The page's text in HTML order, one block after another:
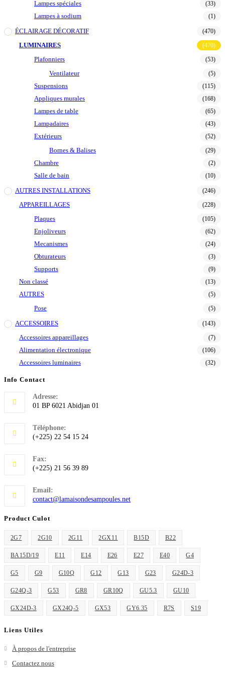
Lampes spéciales (33)
Lampes à sodium (1)
ÉCLAIRAGE DÉCORATIF (470)
LUMINAIRES (470)
Plafonniers (53)
Ventilateur (5)
Suspensions (115)
Appliques murales (168)
Lampes de table (65)
Lampadaires (43)
Extérieurs (52)
Bornes & Balises (29)
Chambre (2)
Salle de bain (10)
AUTRES INSTALLATIONS (246)
APPAREILLAGES (228)
Plaques (105)
Enjoliveurs (62)
Mecanismes (24)
Obturateurs (3)
Supports (9)
Non classé (13)
AUTRES (5)
Pose (5)
ACCESSOIRES (143)
Accessoires appareillages (7)
Alimentation électronique (106)
Accessoires luminaires (32)
Info Contact
Adresse:
01 BP 6021 Abidjan 01
Téléphone:
(+225) 22 54 15 24
Fax:
(+225) 21 56 39 89
Email:
contact@lamaisondesampoules.netS’ouvre
Product Culot
2G7 2G10 2G11 2GX11 B15D B22
BA15D/19 E11 E14 E26 E27 E40 G4
G5 G9 G10Q G12 G13 G23 G24D-3
G24Q-3 G53 GR8 GR10Q GU5.3 GU10
GX24D-3 GX24Q-5 GX53 GY6.35 R7S S19
Liens Utiles
À propos de l'entreprise
Contactez nous